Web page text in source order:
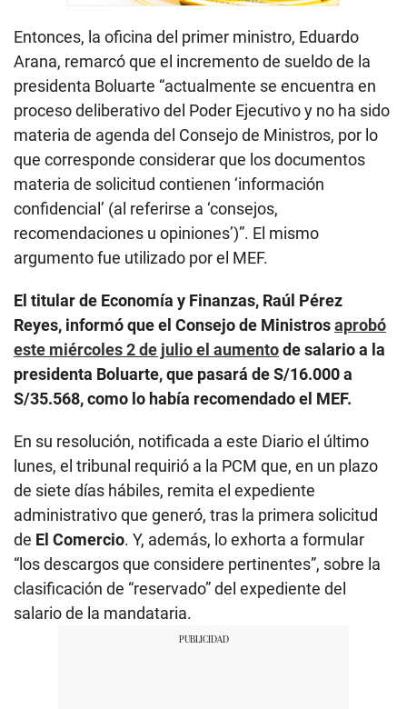
Entonces, la oficina del primer ministro, Eduardo
Arana, remarcó que el incremento de sueldo de la
presidenta Boluarte “actualmente se encuentra en
proceso deliberativo del Poder Ejecutivo y no ha sido
materia de agenda del Consejo de Ministros, por lo
que corresponde considerar que los documentos
materia de solicitud contienen ‘información
confidencial’ (al referirse a ‘consejos,
recomendaciones u opiniones’)”. El mismo
argumento fue utilizado por el MEF.
El titular de Economía y Finanzas, Raúl Pérez
Reyes, informó que el Consejo de Ministrosaprobó
este miércoles 2 de julio el aumentode salario a la
presidenta Boluarte, que pasará de S/16.000 a
S/35.568, como lo había recomendado el MEF.
En su resolución, notificada a este Diario el último
lunes, el tribunal requirió a la PCM que, en un plazo
de siete días hábiles, remita el expediente
administrativo que generó, tras la primera solicitud
de El Comercio. Y, además, lo exhorta a formular
“los descargos que considere pertinentes”, sobre la
clasificación de “reservado” del expediente del
salario de la mandataria.